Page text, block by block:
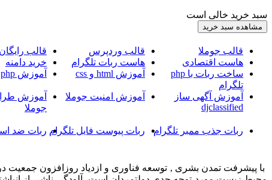
سبد خرید خالی است
قالب جوملا قالب وردپرس قالب
هاست اقتصادی
هاست ربات تلگرام خرید دامنه
ساخت ربات با php
تلگرام
آموزش html و css آموزش php
آموزش آگهی ساز
djclassified
آموزش امنیت جوملا
آموزش
جوملا
ربات جذب ممبر تلگرام
ربات پیوست فایل تلگرام ربات ضد
با پیشرفت تمدن بشری , توسعه فناوری و ازدیاد روزافزون